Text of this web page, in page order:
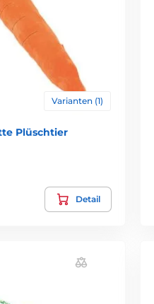
Varianten (1)
Plüschtier
Detail